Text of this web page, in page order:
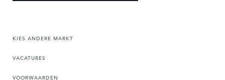
KIES ANDERE MARKT
VACATURES
VOORWAARDEN